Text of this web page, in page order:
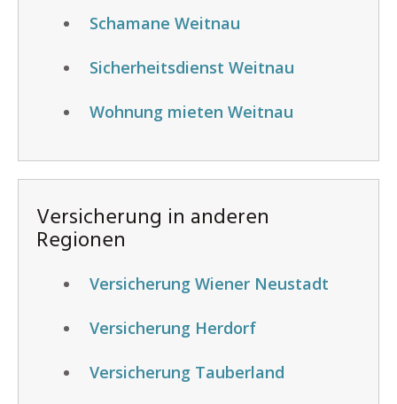
Schamane Weitnau
Sicherheitsdienst Weitnau
Wohnung mieten Weitnau
Versicherung in anderen
Regionen
Versicherung Wiener Neustadt
Versicherung Herdorf
Versicherung Tauberland